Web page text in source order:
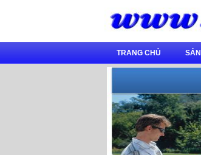
TRANG CHỦ